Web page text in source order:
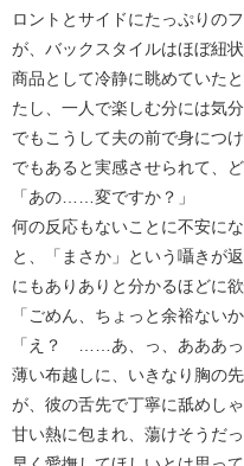
ロントとサイドにたっぷりの
が、バックスタイルはほぼ紐
商品として冷静に眺めていた
たし、一人で楽しむ分には気
でもこうして夫の前で身につ
でもあると実感させられて、
「あの……変ですか？」
何の反応もないことに不安に
と、「まさか」という囁きが
にもありありと分かるほどに欲
「ごめん、ちょっと余裕ないか
「え？ ……あ、っ、あああ
薄い布越しに、いきなり胸の
が、彼の舌先で丁寧に舐めしゃ
甘い熱に包まれ、蕩けそうだっ